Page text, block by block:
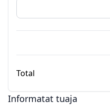
Total
Informatat tuaja